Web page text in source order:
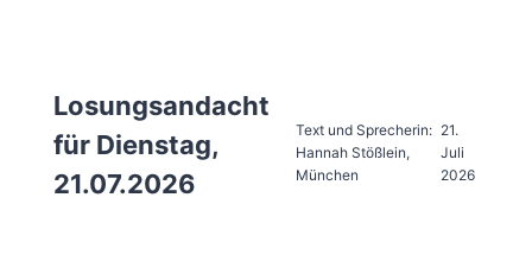
Losungsandacht
für Dienstag,
21.07.2026
Text und Sprecherin:
Hannah Stößlein,
München
21.
Juli
2026